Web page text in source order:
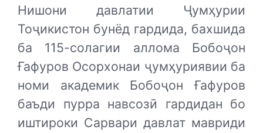
Нишони давлатии Ҷумҳурии
Тоҷикистон бунёд гардида, бахшида
ба 115-солагии аллома Бобоҷон
Ғафуров Осорхонаи ҷумҳуриявии ба
номи академик Бобоҷон Ғафуров
баъди пурра навсозӣ гардидан бо
иштироки Сарвари давлат мавриди